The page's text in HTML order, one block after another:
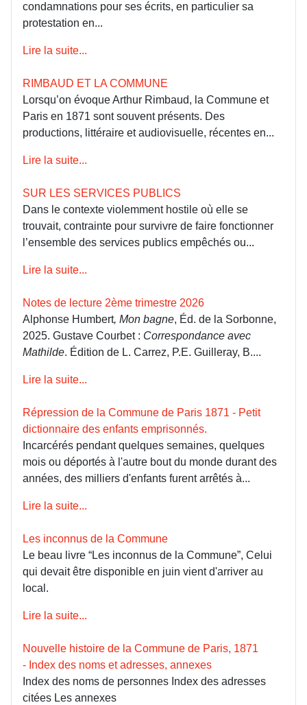
condamnations pour ses écrits, en particulier sa
protestation en...
Lire la suite...
RIMBAUD ET LA COMMUNE
Lorsqu’on évoque Arthur Rimbaud, la Commune et
Paris en 1871 sont souvent présents. Des
productions, littéraire et audiovisuelle, récentes en...
Lire la suite...
SUR LES SERVICES PUBLICS
Dans le contexte violemment hostile où elle se
trouvait, contrainte pour survivre de faire fonctionner
l’ensemble des services publics empêchés ou...
Lire la suite...
Notes de lecture 2ème trimestre 2026
Alphonse Humbert, Mon bagne, Éd. de la Sorbonne,
2025. Gustave Courbet : Correspondance avec
Mathilde. Édition de L. Carrez, P.E. Guilleray, B....
Lire la suite...
Répression de la Commune de Paris 1871 - Petit
dictionnaire des enfants emprisonnés.
Incarcérés pendant quelques semaines, quelques
mois ou déportés à l'autre bout du monde durant des
années, des milliers d'enfants furent arrêtés à...
Lire la suite...
Les inconnus de la Commune
Le beau livre “Les inconnus de la Commune”, Celui
qui devait être disponible en juin vient d'arriver au
local.
Lire la suite...
Nouvelle histoire de la Commune de Paris, 1871
- Index des noms et adresses, annexes
Index des noms de personnes Index des adresses
citées Les annexes